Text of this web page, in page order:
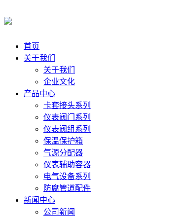
首页
关于我们
关于我们
企业文化
产品中心
卡套接头系列
仪表阀门系列
仪表阀组系列
保温保护箱
气源分配器
仪表辅助容器
电气设备系列
防腐管道配件
新闻中心
公司新闻